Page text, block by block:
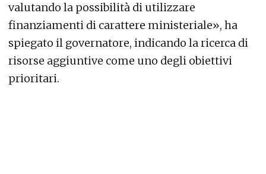
valutando la possibilità di utilizzare
finanziamenti di carattere ministeriale», ha
spiegato il governatore, indicando la ricerca di
risorse aggiuntive come uno degli obiettivi
prioritari.